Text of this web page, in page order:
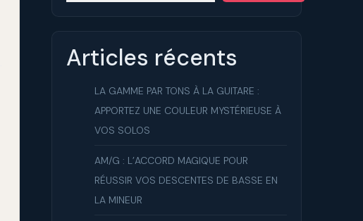
Articles récents
LA GAMME PAR TONS À LA GUITARE :
APPORTEZ UNE COULEUR MYSTÉRIEUSE À
VOS SOLOS
AM/G : L’ACCORD MAGIQUE POUR
RÉUSSIR VOS DESCENTES DE BASSE EN
LA MINEUR